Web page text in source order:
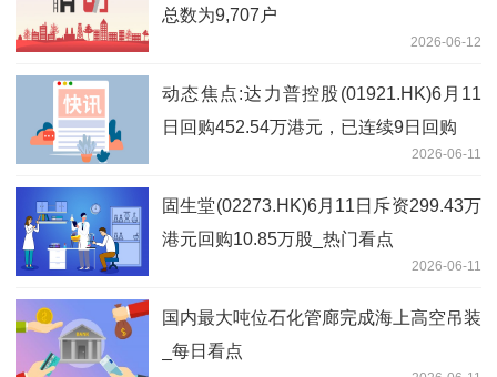
总数为9,707户
2026-06-12
动态焦点:达力普控股(01921.HK)6月11
日回购452.54万港元，已连续9日回购
2026-06-11
固生堂(02273.HK)6月11日斥资299.43万
港元回购10.85万股_热门看点
2026-06-11
国内最大吨位石化管廊完成海上高空吊装
_每日看点